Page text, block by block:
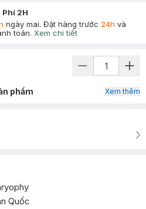
Phí 2H
ngày mai. Đặt hàng trước 24h và
toán. Xem chi tiết
phẩm Xem thêm
Quốc